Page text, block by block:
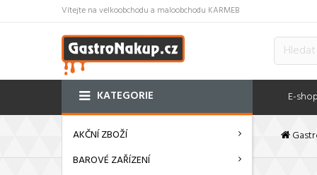
Vítejte na velkoobchodu a maloobchodu KARMEB
E-shop
KATEGORIE
AKČNÍ ZBOŽÍ
BAROVÉ ZAŘÍZENÍ